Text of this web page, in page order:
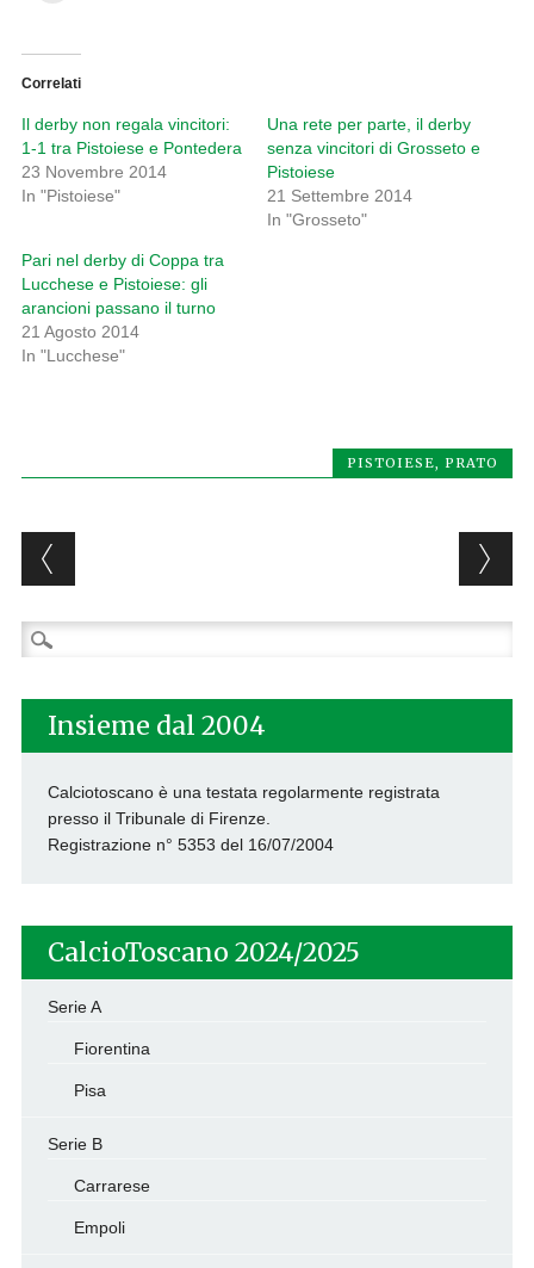
Correlati
Il derby non regala vincitori:
1-1 tra Pistoiese e Pontedera
23 Novembre 2014
In "Pistoiese"
Una rete per parte, il derby
senza vincitori di Grosseto e
Pistoiese
21 Settembre 2014
In "Grosseto"
Pari nel derby di Coppa tra
Lucchese e Pistoiese: gli
arancioni passano il turno
21 Agosto 2014
In "Lucchese"
PISTOIESE, PRATO
Post navigation
Ricerca
per:
Insieme dal 2004
Calciotoscano è una testata regolarmente registrata
presso il Tribunale di Firenze.
Registrazione n° 5353 del 16/07/2004
CalcioToscano 2024/2025
Serie A
Fiorentina
Pisa
Serie B
Carrarese
Empoli